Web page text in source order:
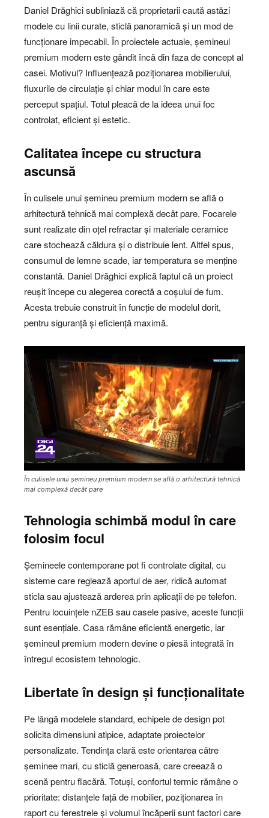
Daniel Drăghici subliniază că proprietarii caută astăzi
modele cu linii curate, sticlă panoramică și un mod de
funcționare impecabil. În proiectele actuale, șemineul
premium modern este gândit încă din faza de concept al
casei. Motivul? Influențează poziționarea mobilierului,
fluxurile de circulație și chiar modul în care este
perceput spațiul. Totul pleacă de la ideea unui foc
controlat, eficient și estetic.
Calitatea începe cu structura
ascunsă
În culisele unui șemineu premium modern se află o
arhitectură tehnică mai complexă decât pare. Focarele
sunt realizate din oțel refractar și materiale ceramice
care stochează căldura și o distribuie lent. Altfel spus,
consumul de lemne scade, iar temperatura se menține
constantă. Daniel Drăghici explică faptul că un proiect
reușit începe cu alegerea corectă a coșului de fum.
Acesta trebuie construit în funcție de modelul dorit,
pentru siguranță și eficiență maximă.
În culisele unui șemineu premium modern se află o arhitectură tehnică
mai complexă decât pare
Tehnologia schimbă modul în care
folosim focul
Șemineele contemporane pot fi controlate digital, cu
sisteme care reglează aportul de aer, ridică automat
sticla sau ajustează arderea prin aplicații de pe telefon.
Pentru locuințele nZEB sau casele pasive, aceste funcții
sunt esențiale. Casa rămâne eficientă energetic, iar
șemineul premium modern devine o piesă integrată în
întregul ecosistem tehnologic.
Libertate în design și funcționalitate
Pe lângă modelele standard, echipele de design pot
solicita dimensiuni atipice, adaptate proiectelor
personalizate. Tendința clară este orientarea către
șeminee mari, cu sticlă generoasă, care creează o
scenă pentru flacără. Totuși, confortul termic rămâne o
prioritate: distanțele față de mobilier, poziționarea în
raport cu ferestrele și volumul încăperii sunt factori care